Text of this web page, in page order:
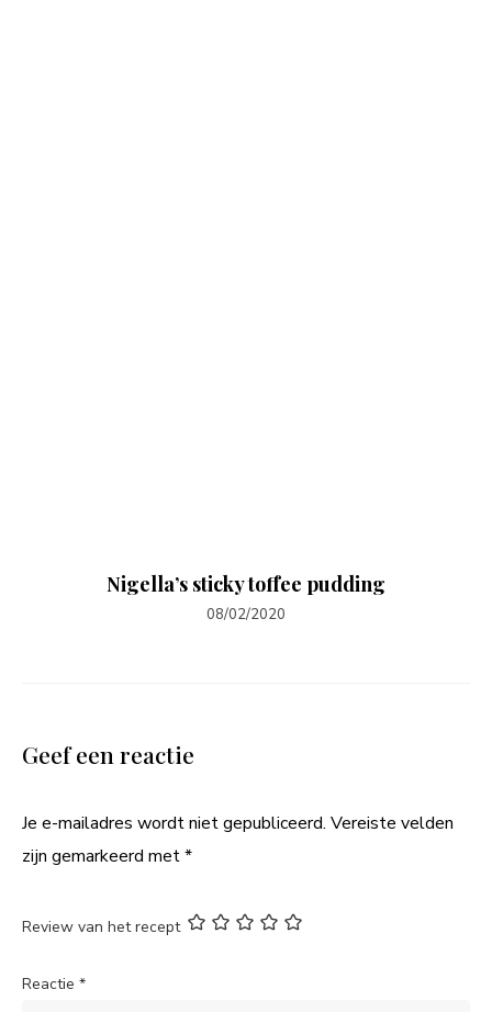
Nigella’s sticky toffee pudding
08/02/2020
Geef een reactie
Je e-mailadres wordt niet gepubliceerd. Vereiste velden
zijn gemarkeerd met*
Review van het recept
Reactie *